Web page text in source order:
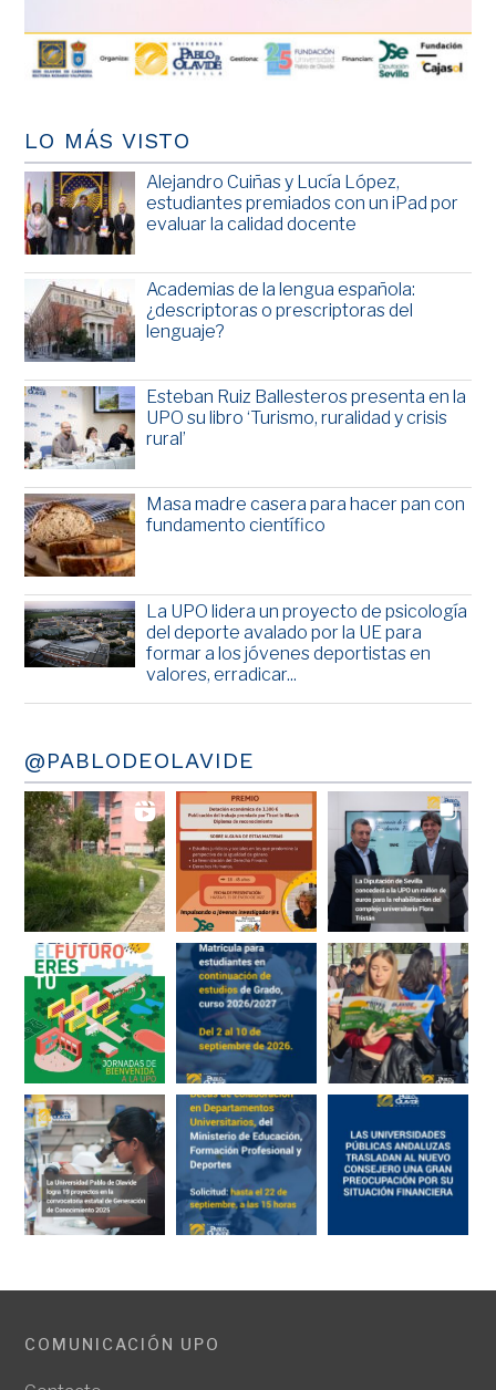
LO MÁS VISTO
Alejandro Cuiñas y Lucía López,
estudiantes premiados con un iPad por
evaluar la calidad docente
Academias de la lengua española:
¿descriptoras o prescriptoras del
lenguaje?
Esteban Ruiz Ballesteros presenta en la
UPO su libro ‘Turismo, ruralidad y crisis
rural’
Masa madre casera para hacer pan con
fundamento científico
La UPO lidera un proyecto de psicología
del deporte avalado por la UE para
formar a los jóvenes deportistas en
valores, erradicar...
@PABLODEOLAVIDE
COMUNICACIÓN UPO